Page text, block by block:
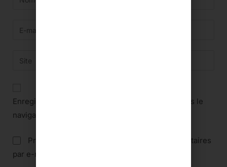
Enregistrer mon nom, mon e-mail et mon site dans le
navigateur pour mon prochain commentaire.
Prévenez-moi de tous les nouveaux commentaires
par e-mail.